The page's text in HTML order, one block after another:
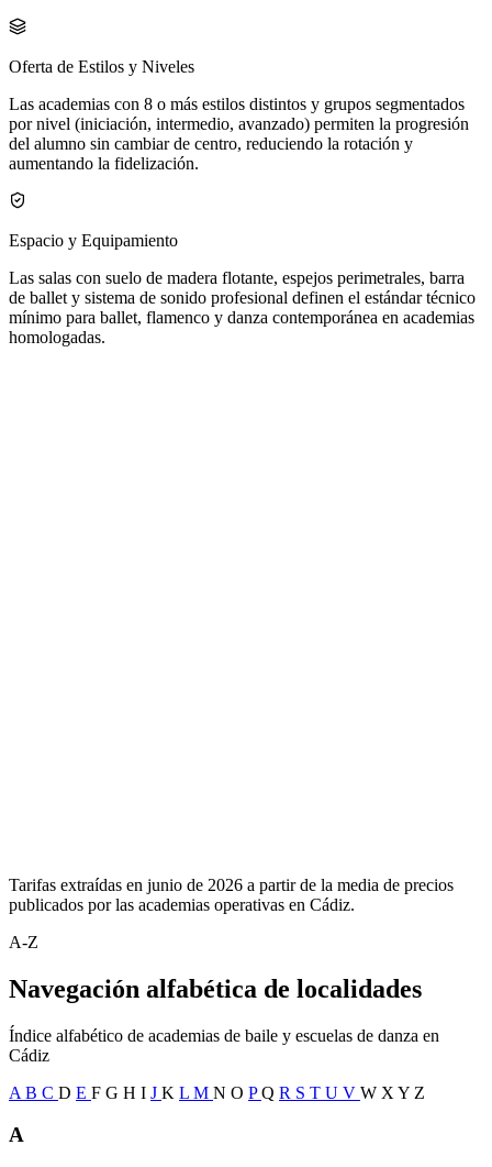
Oferta de Estilos y Niveles
Las academias con 8 o más estilos distintos y grupos segmentados
por nivel (iniciación, intermedio, avanzado) permiten la progresión
del alumno sin cambiar de centro, reduciendo la rotación y
aumentando la fidelización.
Espacio y Equipamiento
Las salas con suelo de madera flotante, espejos perimetrales, barra
de ballet y sistema de sonido profesional definen el estándar técnico
mínimo para ballet, flamenco y danza contemporánea en academias
homologadas.
Tarifas extraídas en junio de 2026 a partir de la media de precios
publicados por las academias operativas en Cádiz.
A-Z
Navegación alfabética de localidades
Índice alfabético de academias de baile y escuelas de danza en
Cádiz
A B C D E F G H I J K L M N O PQ R S T U V W X Y Z
A